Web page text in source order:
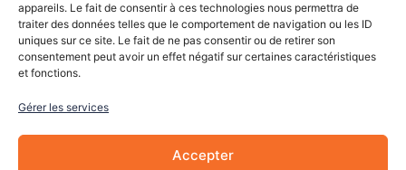
appareils. Le fait de consentir à ces technologies nous permettra de
traiter des données telles que le comportement de navigation ou les ID
uniques sur ce site. Le fait de ne pas consentir ou de retirer son
consentement peut avoir un effet négatif sur certaines caractéristiques
et fonctions.
Gérer les services
Accepter
Mes adresses
Mon panier
Informations
À Propos de nous
Blog